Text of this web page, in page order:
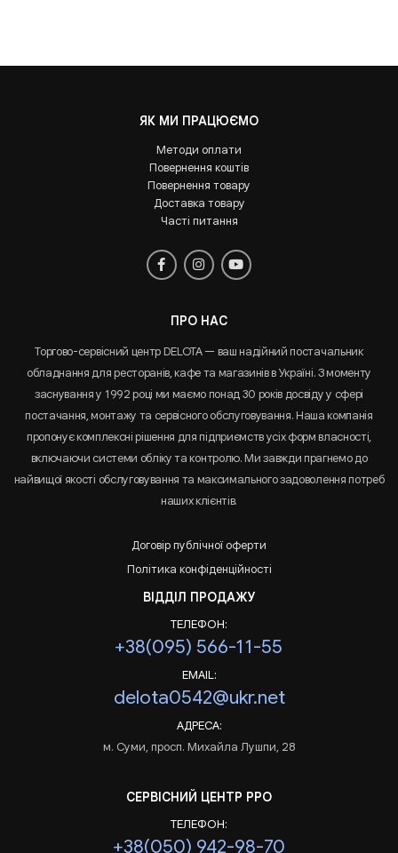
ЯК МИ ПРАЦЮЄМО
Методи оплати
Повернення коштів
Повернення товару
Доставка товару
Часті питання
ПРО НАС
Торгово-сервісний центр DELOTA — ваш надійний постачальник
обладнання для ресторанів, кафе та магазинів в Україні. З моменту
заснування у 1992 році ми маємо понад 30 років досвіду у сфері
постачання, монтажу та сервісного обслуговування. Наша компанія
пропонує комплексні рішення для підприємств усіх форм власності,
включаючи системи обліку та контролю. Ми завжди прагнемо до
найвищої якості обслуговування та максимального задоволення потреб
наших клієнтів.
Договір публічної оферти
Політика конфіденційності
ВІДДІЛ ПРОДАЖУ
ТЕЛЕФОН:
+38(095) 566-11-55
EMAIL:
delota0542@ukr.net
АДРЕСА:
м. Суми, просп. Михайла Лушпи, 28
СЕРВІСНИЙ ЦЕНТР РРО
ТЕЛЕФОН:
+38(050) 942-98-70